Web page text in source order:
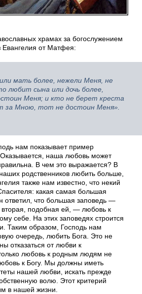
храмах за богослужением
Евангелия от Матфея:
мать более, нежели Меня, не
любит сына или дочь более,
Меня; и кто не берет креста
за Мною, тот не достоин Меня».
нам показывает пример
наша любовь может
В чем это выражается? В
родственников любить больше,
также нам известно, что некий
какая самая большая
ответил, что большая заповедь —
вторая, подобная ей, — любовь к
себе. На этих заповедях строится
Таким образом, Господь нам
очередь, любить Бога. Это не
отказаться от любви к
любовь к родным людям не
к Богу. Мы должны иметь
нашей любви, искать прежде
волю. Этот критерий
в нашей жизни.